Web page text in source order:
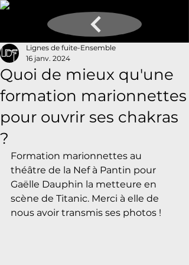
Quoi de mieux qu'une
formation marionnettes
pour ouvrir ses chakras
?
Lignes de fuite-Ensemble
16 janv. 2024
Formation marionnettes au
théâtre de la Nef à Pantin pour
Gaëlle Dauphin la metteure en
scène de Titanic. Merci à elle de
nous avoir transmis ses photos !